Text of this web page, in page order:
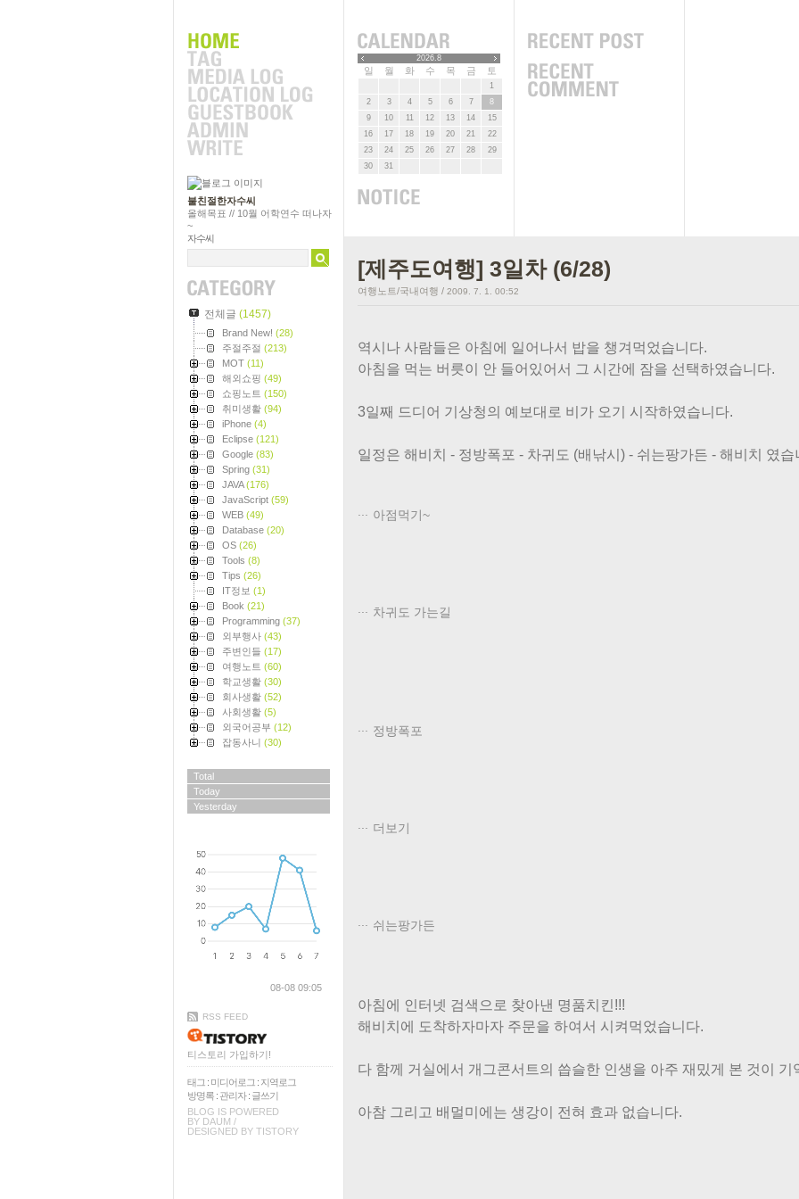
불친절한자수씨
올해목표 // 10월 어학연수 떠나자
~
자수씨
전체글 (1457)
Brand New! (28)
주절주절 (213)
MOT (11)
해외쇼핑 (49)
쇼핑노트 (150)
취미생활 (94)
iPhone (4)
Eclipse (121)
Google (83)
Spring (31)
JAVA(176)
JavaScript (59)
WEB (49)
Database (20)
OS (26)
Tools (8)
Tips (26)
IT정보 (1)
Book (21)
Programming (37)
외부행사 (43)
주변인들 (17)
여행노트 (60)
학교생활 (30)
회사생활 (52)
사회생활 (5)
외국어공부 (12)
잡동사니 (30)
Total
Today
Yesterday
08-08 09:05
RSS FEED
티스토리 가입하기!
태그 : 미디어로그 : 지역로그
방명록 : 관리자: 글쓰기
BLOG IS POWERED
BY DAUM /
DESIGNED BY TISTORY
2026.8
일 월 화 수 목 금 토
1
2
3 4 5 6 7
8
9
10 11 12 13 14
15
16
17 18 19 20 21
22
23
24 25 26 27 28
29
30
31
[제주도여행] 3일차 (6/28)
여행노트/국내여행 / 2009. 7. 1. 00:52
역시나 사람들은 아침에 일어나서 밥을 챙겨먹었습니다.
아침을 먹는 버릇이 안 들어있어서 그 시간에 잠을 선택하였습니다.
3일째 드디어 기상청의 예보대로 비가 오기 시작하였습니다.
일정은 해비치 - 정방폭포 - 차귀도 (배낚시) - 쉬는팡가든 - 해비치 였습
아점먹기~
차귀도 가는길
정방폭포
더보기
쉬는팡가든
아침에 인터넷 검색으로 찾아낸 명품치킨!!!
해비치에 도착하자마자 주문을 하여서 시켜먹었습니다.
다 함께 거실에서 개그콘서트의 씁슬한 인생을 아주 재밌게 본 것이 기
아참 그리고 배멀미에는 생강이 전혀 효과 없습니다.